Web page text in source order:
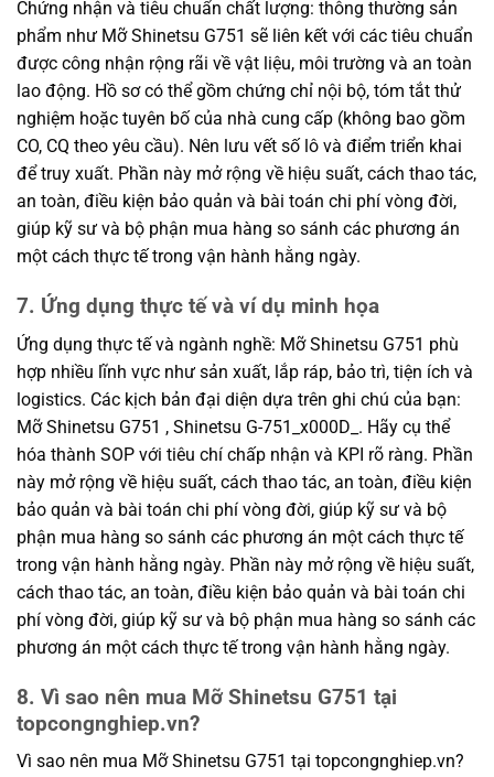
Chứng nhận và tiêu chuẩn chất lượng: thông thường sản
phẩm như Mỡ Shinetsu G751 sẽ liên kết với các tiêu chuẩn
được công nhận rộng rãi về vật liệu, môi trường và an toàn
lao động. Hồ sơ có thể gồm chứng chỉ nội bộ, tóm tắt thử
nghiệm hoặc tuyên bố của nhà cung cấp (không bao gồm
CO, CQ theo yêu cầu). Nên lưu vết số lô và điểm triển khai
để truy xuất. Phần này mở rộng về hiệu suất, cách thao tác,
an toàn, điều kiện bảo quản và bài toán chi phí vòng đời,
giúp kỹ sư và bộ phận mua hàng so sánh các phương án
một cách thực tế trong vận hành hằng ngày.
7. Ứng dụng thực tế và ví dụ minh họa
Ứng dụng thực tế và ngành nghề: Mỡ Shinetsu G751 phù
hợp nhiều lĩnh vực như sản xuất, lắp ráp, bảo trì, tiện ích và
logistics. Các kịch bản đại diện dựa trên ghi chú của bạn:
Mỡ Shinetsu G751 , Shinetsu G-751_x000D_. Hãy cụ thể
hóa thành SOP với tiêu chí chấp nhận và KPI rõ ràng. Phần
này mở rộng về hiệu suất, cách thao tác, an toàn, điều kiện
bảo quản và bài toán chi phí vòng đời, giúp kỹ sư và bộ
phận mua hàng so sánh các phương án một cách thực tế
trong vận hành hằng ngày. Phần này mở rộng về hiệu suất,
cách thao tác, an toàn, điều kiện bảo quản và bài toán chi
phí vòng đời, giúp kỹ sư và bộ phận mua hàng so sánh các
phương án một cách thực tế trong vận hành hằng ngày.
8. Vì sao nên mua Mỡ Shinetsu G751 tại
topcongnghiep.vn?
Vì sao nên mua Mỡ Shinetsu G751 tại topcongnghiep.vn?